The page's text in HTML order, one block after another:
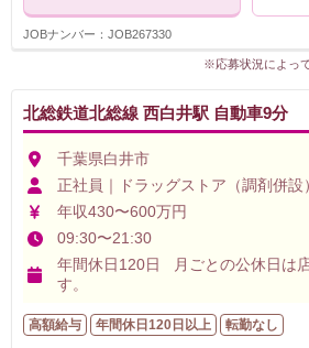
JOBナンバー：JOB267330
※応募状況によっ
北総鉄道北総線 西白井駅 自動車9分
千葉県白井市
正社員｜ドラッグストア（調剤併設
年収430〜600万円
09:30〜21:30
年間休日120日 月ごとの公休日は
す。
高額給与 年間休日120日以上 転勤なし